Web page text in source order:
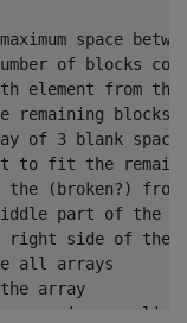
space
of blocks
element from
remaining blocks
of 3 blank
fit the
the (broken?)
part of the
right side of the
all arrays
array